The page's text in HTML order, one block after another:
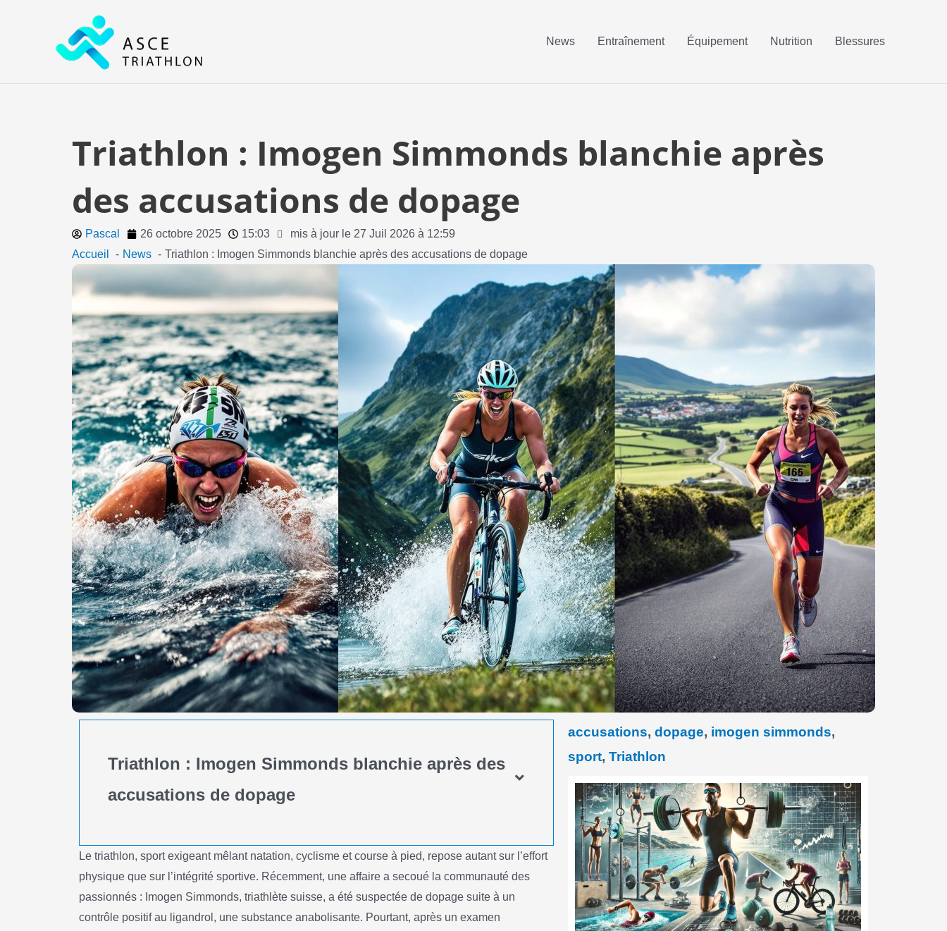
News Entraînement Équipement Nutrition Blessures
Triathlon : Imogen Simmonds blanchie après
des accusations de dopage
Pascal 26 octobre 2025 15:03
mis à jour le 27 Juil 2026 à 12:59
Accueil
News Triathlon : Imogen Simmonds blanchie après des accusations de dopage
Triathlon : Imogen Simmonds blanchie après des
accusations de dopage
Le triathlon, sport exigeant mêlant natation, cyclisme et course à pied, repose autant sur l’effort
physique que sur l’intégrité sportive. Récemment, une affaire a secoué la communauté des
passionnés : Imogen Simmonds, triathlète suisse, a été suspectée de dopage suite à un
contrôle positif au ligandrol, une substance anabolisante. Pourtant, après un examen
accusations, dopage, imogen simmonds,
sport, Triathlon